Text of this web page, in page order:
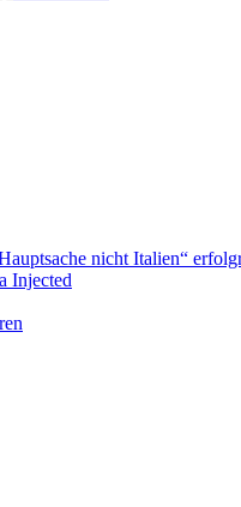
nicht Italien“
Injected